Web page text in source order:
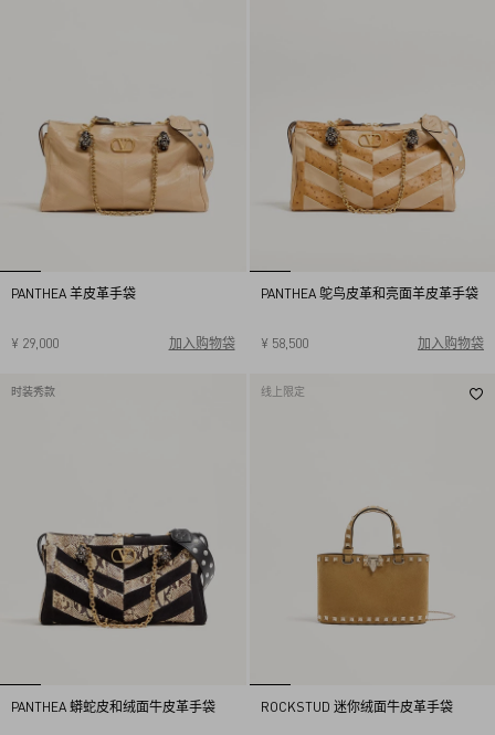
PANTHEA 羊皮革手袋
¥ 29,000 加入购物袋
PANTHEA 鸵鸟皮革和亮面羊皮革手袋
¥ 58,500 加入购物袋
时装秀款
PANTHEA 蟒蛇皮和绒面牛皮革手袋
线上限定
ROCKSTUD 迷你绒面牛皮革手袋